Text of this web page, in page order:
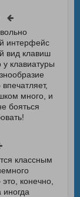
интерфейс
вид клавиш
у клавиатуры
много, и
бояться
классным
конечно,
иногда